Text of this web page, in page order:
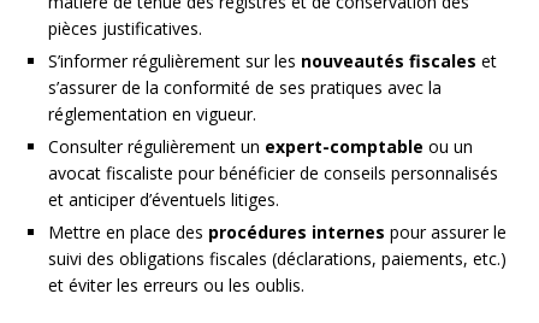
pièces justificatives.
S’informer régulièrement sur les nouveautés fiscales et
s’assurer de la conformité de ses pratiques avec la
réglementation en vigueur.
Consulter régulièrement un expert-comptable ou un
avocat fiscaliste pour bénéficier de conseils personnalisés
et anticiper d’éventuels litiges.
Mettre en place des procédures internes pour assurer le
suivi des obligations fiscales (déclarations, paiements, etc.)
et éviter les erreurs ou les oublis.